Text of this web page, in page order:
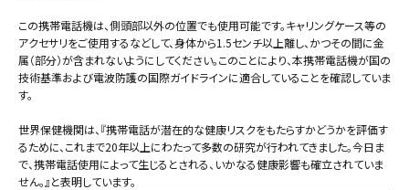
この携帯電話機は、側頭部以外の位置でも使用可能です。キャリングケース等の
アクセサリをご使用するなどして、身体から1.5センチ以上離し、かつその間に金
属（部分）が含まれないようにしてください。このことにより、本携帯電話機が国の
技術基準および電波防護の国際ガイドラインに適合していることを確認していま
す。
世界保健機関は、『携帯電話が潜在的な健康リスクをもたらすかどうかを評価す
るために、これまで20年以上にわたって多数の研究が行われてきました。今日ま
で、携帯電話使用によって生じるとされる、いかなる健康影響も確立されていま
せん。』と表明しています。